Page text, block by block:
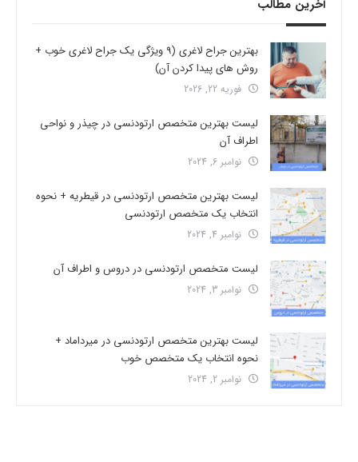
آخرین مطالب
بهترین جراح لاغری (9 ویژگی یک جراح لاغری خوب +
روش های پیدا کردن آن)
فوریه 22, 2026
لیست بهترین متخصص ارتودنسی در چیذر و نواحی
اطراف آن
نوامبر 6, 2024
لیست بهترین متخصص ارتودنسی در قیطریه + نحوه
انتخاب یک متخصص ارتودنسی
نوامبر 4, 2024
لیست متخصص ارتودنسی در دروس و اطراف آن
نوامبر 3, 2024
لیست بهترین متخصص ارتودنسی در میرداماد +
نحوه انتخاب یک متخصص خوب
نوامبر 2, 2024